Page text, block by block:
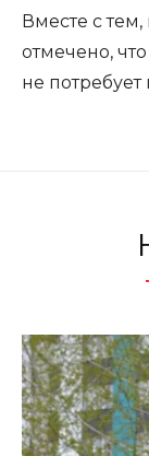
Вместе с
отмечено,
не